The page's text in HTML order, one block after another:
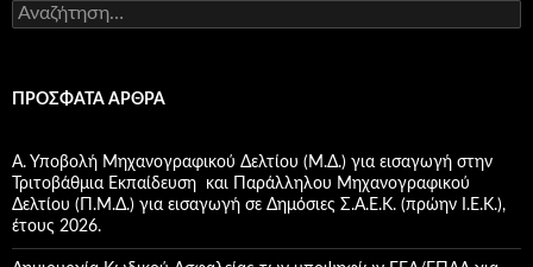
Α
ν
ή
σ
η
γ
ι
α
ΠΡΌΣΦΑΤΑ ΆΡΘΡΑ
Α. Υποβολή Μηχανογραφικού Δελτίου (Μ.Δ.) για εισαγωγή στην
Τριτοβάθμια Εκπαίδευση και Παράλληλου Μηχανογραφικού
Δελτίου (Π.Μ.Δ.) για εισαγωγή σε Δημόσιες Σ.Α.Ε.Κ. (πρώην Ι.Ε.Κ.),
έτους 2026.